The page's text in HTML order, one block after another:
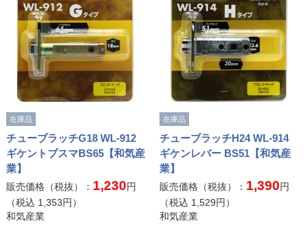
在庫品
チューブラッチG18 WL-912
ギケントブスマBS65【和気産
業】
販売価格（税抜）： 1,230円
（税込 1,353円）
和気産業
在庫品
チューブラッチH24 WL-914
ギケンレバー BS51【和気産
業】
販売価格（税抜）： 1,390円
（税込 1,529円）
和気産業